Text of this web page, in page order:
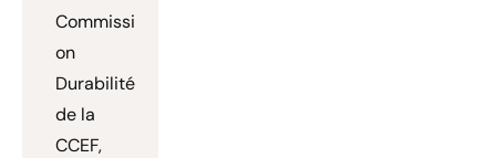
Commissi
on
Durabilité
de la
CCEF,